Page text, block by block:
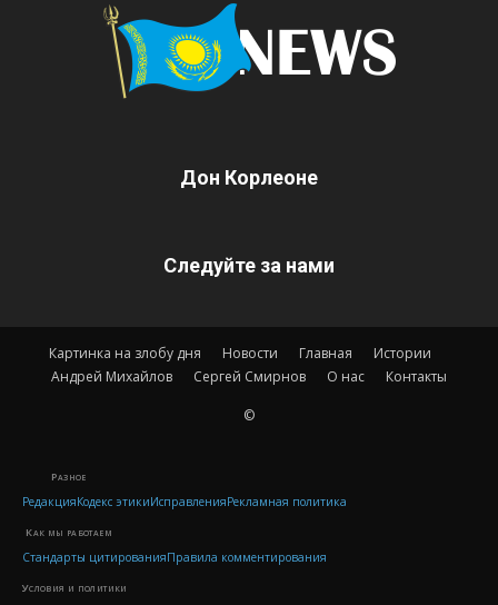
Дон Корлеоне
Следуйте за нами
Картинка на злобу дня Новости Главная
Истории
Андрей Михайлов
Сергей Смирнов О нас Контакты
©
Разное
РедакцияКодекс этикиИсправленияРекламная политика
Как мы работаем
Стандарты цитированияПравила комментирования
Условия и политики